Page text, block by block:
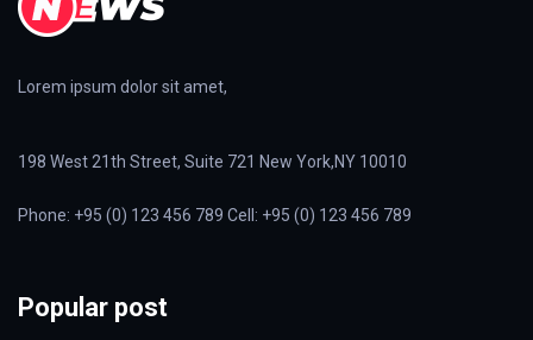
Lorem ipsum dolor sit amet,
198 West 21th Street, Suite 721 New York,NY 10010
Phone: +95 (0) 123 456 789 Cell: +95 (0) 123 456 789
Popular post